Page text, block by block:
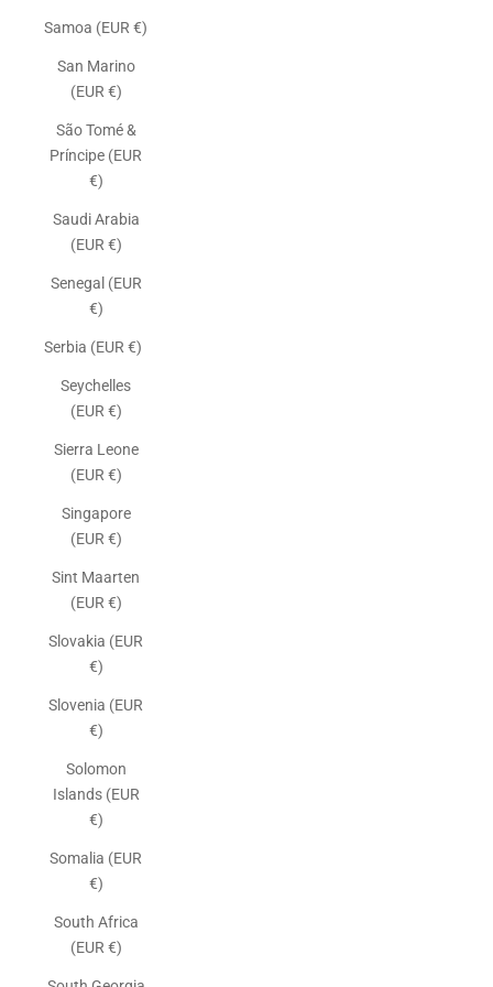
Samoa (EUR €)
San Marino
(EUR €)
São Tomé &
Príncipe (EUR
€)
Saudi Arabia
(EUR €)
Senegal (EUR
€)
Serbia (EUR €)
Seychelles
(EUR €)
Sierra Leone
(EUR €)
Singapore
(EUR €)
Sint Maarten
(EUR €)
Slovakia (EUR
€)
Slovenia (EUR
€)
Solomon
Islands (EUR
€)
Somalia (EUR
€)
South Africa
(EUR €)